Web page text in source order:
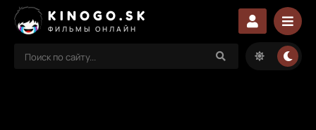
KINOGO.SK
ФИЛЬМЫ ОНЛАЙН